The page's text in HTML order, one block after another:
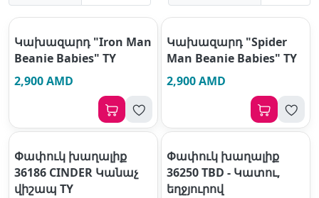
Կախազարդ "Iron Man
Beanie Babies" TY
2,900 AMD
Կախազարդ "Spider
Man Beanie Babies" TY
2,900 AMD
Փափուկ խաղալիք
36186 CINDER Կանաչ
վիշապ TY
Փափուկ խաղալիք
36250 TBD - Կատու,
եղջյուրով